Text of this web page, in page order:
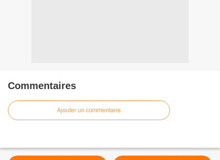
Commentaires
Ajouter un commentaire